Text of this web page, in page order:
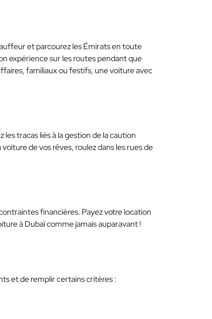
et parcourez les Émirats en toute
expérience sur les routes pendant que
familiaux ou festifs, une voiture avec
tracas liés à la gestion de la caution
de vos rêves, roulez dans les rues de
financières. Payez votre location
à Dubaï comme jamais auparavant !
et de remplir certains critères :